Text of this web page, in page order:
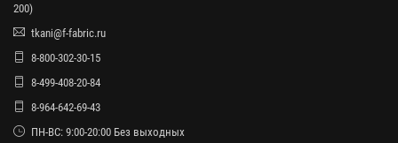
200)
tkani@f-fabric.ru
8-800-302-30-15
8-499-408-20-84
8-964-642-69-43
ПН-ВС: 9:00-20:00 Без выходных